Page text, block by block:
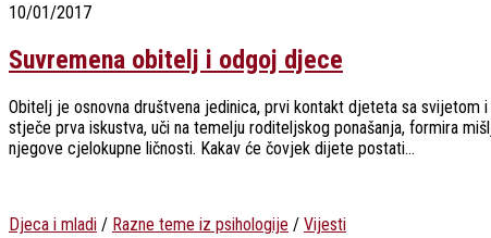
10/01/2017
Suvremena obitelj i odgoj djece
Obitelj je osnovna društvena jedinica, prvi kontakt djeteta sa
stječe prva iskustva, uči na temelju roditeljskog ponašanja, formira
njegove cjelokupne ličnosti. Kakav će čovjek dijete postati...
Djeca i mladi / Razne teme iz psihologije / Vijesti